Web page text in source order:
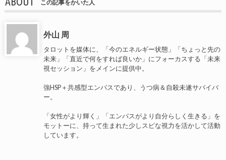
この記事をかいた人
外山 周
タロットを媒体に、「今のエネルギー状態」「ちょっと先の
未来」「直近で何をすれば良いか」にフォーカスする「未来
視セッション」をメインに提供中。
強HSP＋共感型エンパスであり、うつ病＆自殺未遂サバイバ
ー。
「女性がより輝く」「エンパスがより自分らしく生きる」を
モットーに、持って生まれた少しスピな視力を活かして活動
しています。